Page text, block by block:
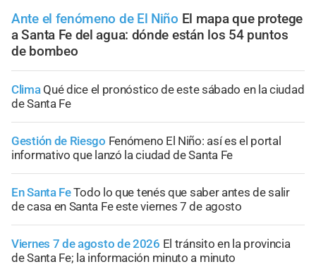
Ante el fenómeno de El Niño El mapa que protege
a Santa Fe del agua: dónde están los 54 puntos
de bombeo
Clima Qué dice el pronóstico de este sábado en la ciudad
de Santa Fe
Gestión de Riesgo Fenómeno El Niño: así es el portal
informativo que lanzó la ciudad de Santa Fe
En Santa FeTodo lo que tenés que saber antes de salir
de casa en Santa Fe este viernes 7 de agosto
Viernes 7 de agosto de 2026 El tránsito en la provincia
de Santa Fe; la información minuto a minuto